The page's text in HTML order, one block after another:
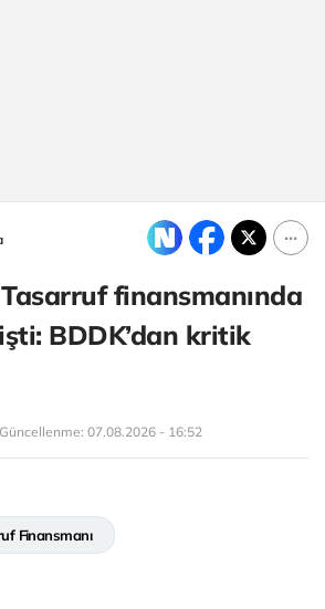
finansmanında
BDDK’dan kritik
07.08.2026 - 16:52
Finansmanı